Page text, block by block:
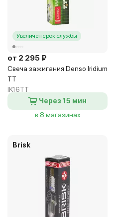
Увеличен срок службы
от 2 295 ₽
Свеча зажигания Denso Iridium
TT
IK16TT
Через 15 мин
в 8 магазинах
Brisk